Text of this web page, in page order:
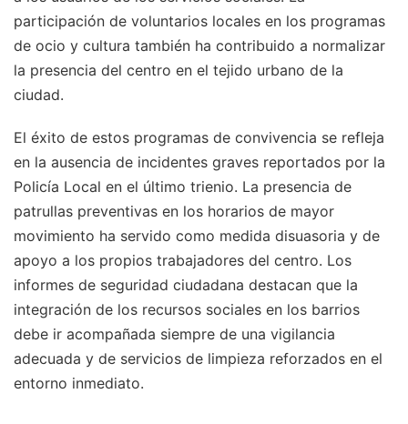
participación de voluntarios locales en los programas
de ocio y cultura también ha contribuido a normalizar
la presencia del centro en el tejido urbano de la
ciudad.
El éxito de estos programas de convivencia se refleja
en la ausencia de incidentes graves reportados por la
Policía Local en el último trienio. La presencia de
patrullas preventivas en los horarios de mayor
movimiento ha servido como medida disuasoria y de
apoyo a los propios trabajadores del centro. Los
informes de seguridad ciudadana destacan que la
integración de los recursos sociales en los barrios
debe ir acompañada siempre de una vigilancia
adecuada y de servicios de limpieza reforzados en el
entorno inmediato.